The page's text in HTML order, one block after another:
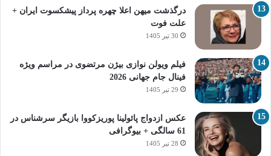
درگذشت میهن اعلا چهره پرداز پیشکسوت ایران +
علت فوت
30 تیر 1405
فیلم ویولن نوازی بیژن مرتضوی در مراسم ویژه
فینال جام جهانی 2026
29 تیر 1405
عکس ازدواج پائولینا پوریزکووا بازیگر سرشناس در
61 سالگی + بیوگرافی
28 تیر 1405